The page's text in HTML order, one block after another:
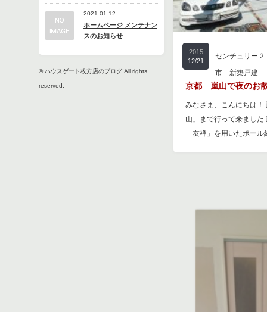
2021.01.12
ホームページ メンテナン
スのお知らせ
©ハウスゲート枚方店のブログ All rights
reserved.
2015
12/21
センチュリー
市 新築戸建
京都 嵐山で夜のお
みなさま、こんにちは！
山」まで行って来ました
「友禅」を用いたポー